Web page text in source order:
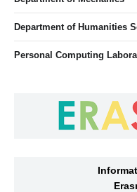
Department of Humanities
Personal Computing